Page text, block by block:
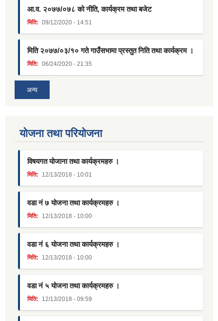
आ.व. २०७७/०७८ को नीति, कार्यक्रम तथा बजेट
मिति: 09/12/2020 - 14:51
मिति २०७७/०३/१० गते गाउँसभामा प्रस्तुत निति तथा कार्यक्रम ।
मिति: 06/24/2020 - 21:35
अन्य
याेजना तथा परियाेजना
विषयगत योजाना तथा कार्यक्रमहरु ।
मिति: 12/13/2018 - 10:01
वडा नं ७ योजना तथा कार्यक्रमहरु ।
मिति: 12/13/2018 - 10:00
वडा नं ६ योजना तथा कार्यक्रमहरु ।
मिति: 12/13/2018 - 10:00
वडा नं ५ योजना तथा कार्यक्रमहरु ।
मिति: 12/13/2018 - 09:59